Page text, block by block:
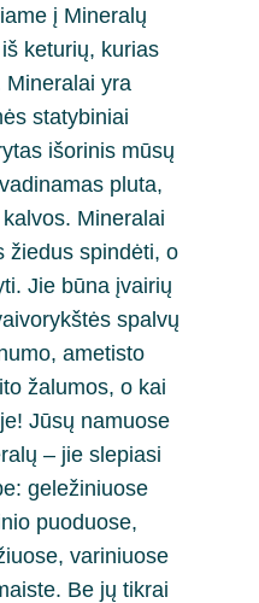
į Mineralų
keturių, kurias
Mineralai yra
statybiniai
išorinis mūsų
pluta,
Mineralai
žiedus spindėti, o
Jie būna įvairių
spalvų
ametisto
žalumos, o kai
Jūsų namuose
– jie slepiasi
geležiniuose
puoduose,
variniuose
Be jų tikrai